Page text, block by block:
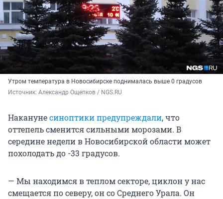
Утром температура в Новосибирске поднималась выше 0 градусов
Источник: Александр Ощепков / NGS.RU
Наканунесиноптики предупреждали, что
оттепель сменится сильными морозами. В
середине недели в Новосибирской области может
похолодать до -33 градусов.
— Мы находимся в теплом секторе, циклон у нас
смещается по северу, он со Среднего Урала. Он